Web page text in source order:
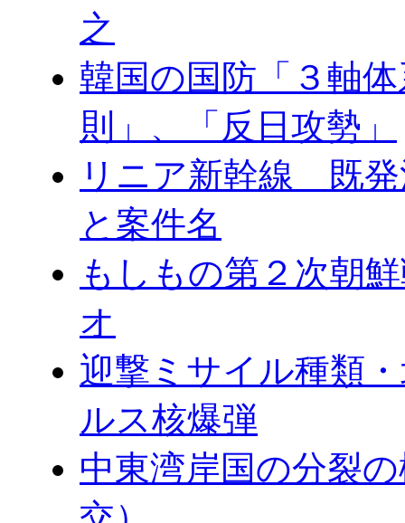
之
韓国の国防「３軸
則」、「反日攻勢」
リニア新幹線 既発
と案件名
もしもの第２次朝
オ
迎撃ミサイル種類
ルス核爆弾
中東湾岸国の分裂